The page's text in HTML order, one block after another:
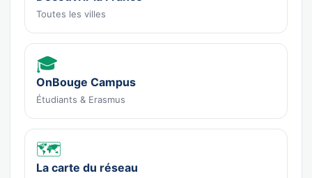
Toutes les villes
🎓
OnBouge Campus
Étudiants & Erasmus
🗺️
La carte du réseau